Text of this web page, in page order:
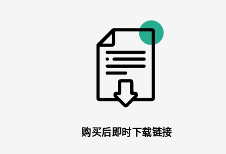
购买后即时下载链接